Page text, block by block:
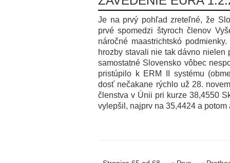
Je na prvý pohľad zreteľné, že
prvé spomedzi štyroch členov
náročné maastrichtskó
hrozby stavali nie tak dávno nielen
samostatné Slovensko vôbec
pristúpilo k ERM II systému
dosť nečakane rýchlo už 28.
členstva v Únii pri kurze 38,4550
vylepšil, najprv na 35,4424 a potom